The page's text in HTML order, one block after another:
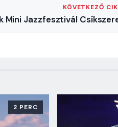
KÖVETKEZŐ
Mini Jazzfesztivál
2 PERC